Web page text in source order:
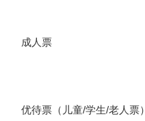
成人票
优待票（儿童/学生/老人票）